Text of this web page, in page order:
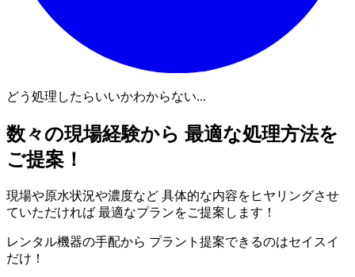
どう処理したらいいかわからない...
数々の現場経験から 最適な処理方法を
ご提案！
現場や原水状況や濃度など 具体的な内容をヒヤリングさせ
ていただければ 最適なプランをご提案します！
レンタル機器の手配から プラント提案できるのはセイスイ
だけ！